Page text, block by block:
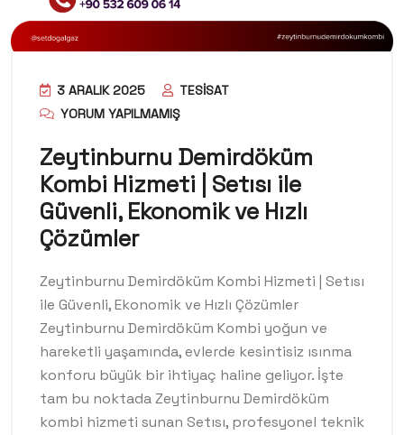
3 ARALIK 2025
TESISAT
YORUM YAPILMAMIŞ
Zeytinburnu Demirdöküm
Kombi Hizmeti | Setısı ile
Güvenli, Ekonomik ve Hızlı
Çözümler
Zeytinburnu Demirdöküm Kombi Hizmeti | Setısı
ile Güvenli, Ekonomik ve Hızlı Çözümler
Zeytinburnu Demirdöküm Kombi yoğun ve
hareketli yaşamında, evlerde kesintisiz ısınma
konforu büyük bir ihtiyaç haline geliyor. İşte
tam bu noktada Zeytinburnu Demirdöküm
kombi hizmeti sunan Setısı, profesyonel teknik